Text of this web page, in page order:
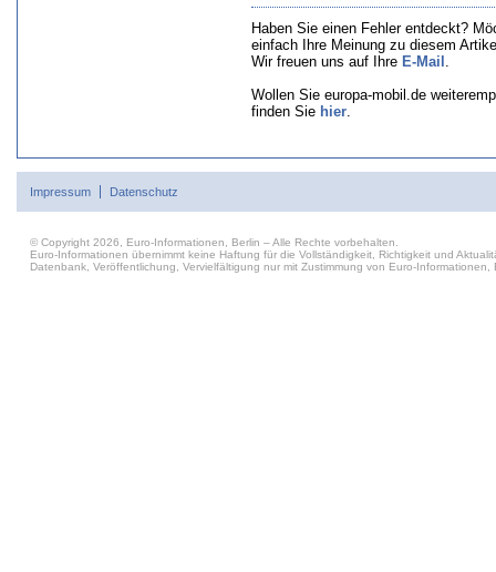
Haben Sie einen Fehler entdeckt?
einfach Ihre Meinung zu diesem
Wir freuen uns auf Ihre E-Mail
Wollen Sie europa-mobil.de
finden Sie hier
Impressum Datenschutz
© Copyright 2026, Euro-Informationen, Berlin – Alle Rechte vorbehalten.
Euro-Informationen übernimmt keine Haftung für die Vollständigkeit, Richtigkeit und
Datenbank, Veröffentlichung, Vervielfältigung nur mit Zustimmung von Euro-Informationen,